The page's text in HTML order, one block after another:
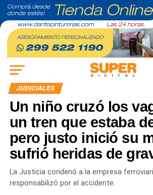
JUDICIALES
Un niño cruzó los
un tren que estaba
pero justo inició su
sufrió heridas de
La Justicia condenó a la empresa
responsabilizó por el accidente.